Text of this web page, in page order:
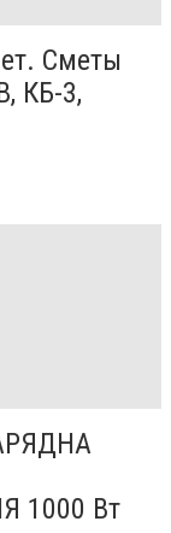
Сметы
КБ-3,
1000 Вт